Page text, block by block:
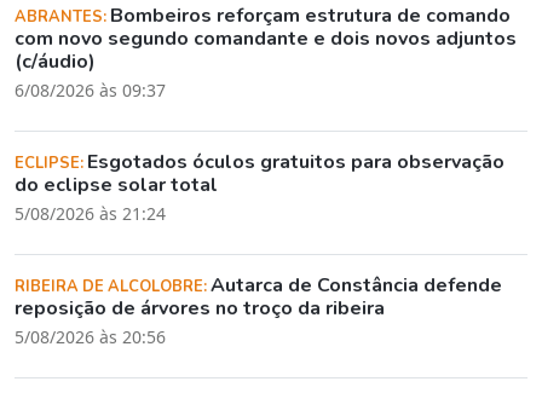
ABRANTES: Bombeiros reforçam estrutura de comando
com novo segundo comandante e dois novos adjuntos
(c/áudio)
6/08/2026 às 09:37
ECLIPSE: Esgotados óculos gratuitos para observação
do eclipse solar total
5/08/2026 às 21:24
RIBEIRA DE ALCOLOBRE:Autarca de Constância defende
reposição de árvores no troço da ribeira
5/08/2026 às 20:56